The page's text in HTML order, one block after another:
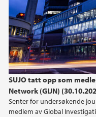
SUJO tatt opp som
Network (GIJN)
Senter for undersøkende
medlem av Global